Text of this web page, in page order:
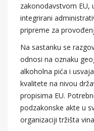
zakonodavstvom EU,
integrirani
pripreme za
Na sastanku se
odnosi na oznaku
alkoholna pića i
kvalitete na nivou
propisima EU.
podzakonske akte u
organizaciji tržišta